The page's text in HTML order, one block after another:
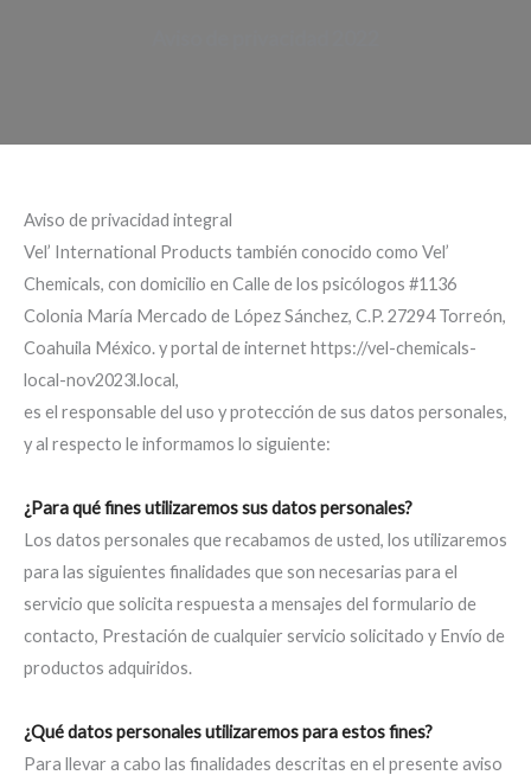
Aviso de privacidad integral
Vel’ International Products también conocido como Vel’
Chemicals, con domicilio en Calle de los psicólogos #1136
Colonia María Mercado de López Sánchez, C.P. 27294 Torreón,
Coahuila México. y portal de internet https://vel-chemicals-
local-nov2023l.local,
es el responsable del uso y protección de sus datos personales,
y al respecto le informamos lo siguiente:
¿Para qué fines utilizaremos sus datos personales?
Los datos personales que recabamos de usted, los utilizaremos
para las siguientes finalidades que son necesarias para el
servicio que solicita respuesta a mensajes del formulario de
contacto, Prestación de cualquier servicio solicitado y Envío de
productos adquiridos.
¿Qué datos personales utilizaremos para estos fines?
Para llevar a cabo las finalidades descritas en el presente aviso